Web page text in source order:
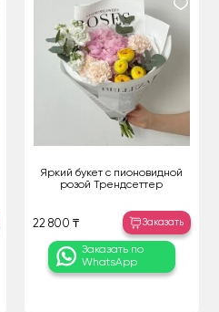
Яркий букет с пионовидной
розой Трендсеттер
22 800 ₸ Заказать
Заказать по
WhatsApp